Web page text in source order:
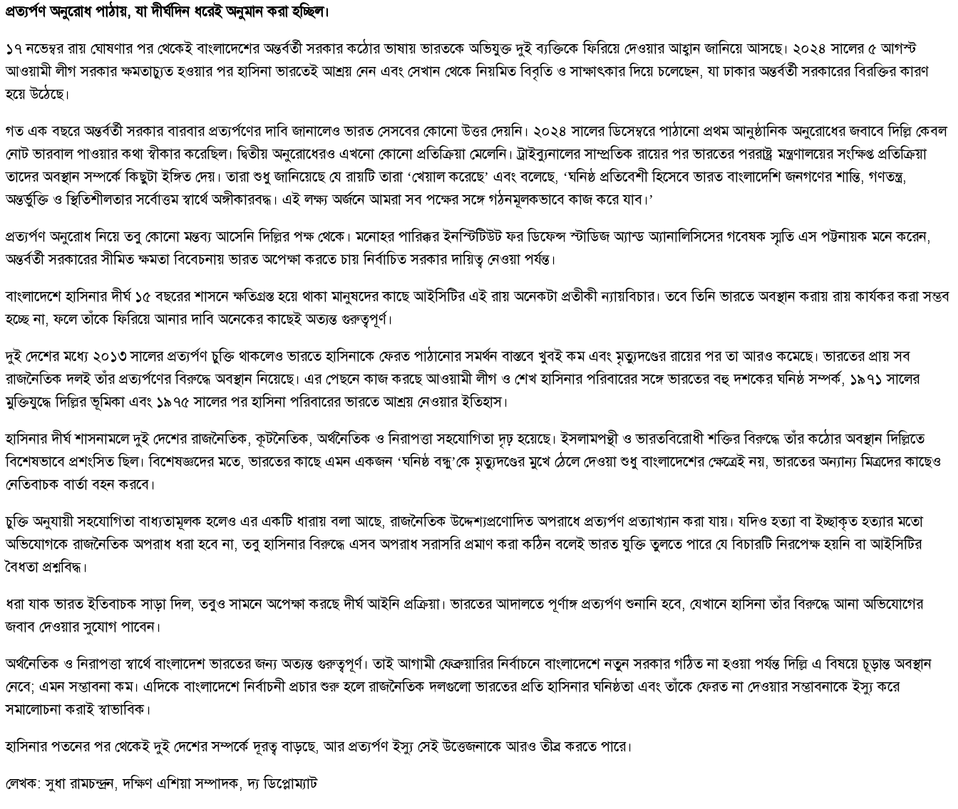
প্রত্যর্পণ অনুরোধ পাঠায়, যা দীর্ঘদিন ধরেই অনুমান করা হচ্ছিল।
১৭ নভেম্বর রায় ঘোষণার পর থেকেই বাংলাদেশের অন্তর্বর্তী সরকার কঠোর ভাষায় ভারতকে অভিযুক্ত দুই ব্যক্তিকে ফিরিয়ে দেওয়ার আহ্বান জানিয়ে আসছে। ২০২৪ সালের ৫ আগস্ট
আওয়ামী লীগ সরকার ক্ষমতাচ্যুত হওয়ার পর হাসিনা ভারতেই আশ্রয় নেন এবং সেখান থেকে নিয়মিত বিবৃতি ও সাক্ষাৎকার দিয়ে চলেছেন, যা ঢাকার অন্তর্বর্তী সরকারের বিরক্তির কারণ
হয়ে উঠেছে।
গত এক বছরে অন্তর্বর্তী সরকার বারবার প্রত্যর্পণের দাবি জানালেও ভারত সেসবের কোনো উত্তর দেয়নি। ২০২৪ সালের ডিসেম্বরে পাঠানো প্রথম আনুষ্ঠানিক অনুরোধের জবাবে দিল্লি কেবল
নোট ভারবাল পাওয়ার কথা স্বীকার করেছিল। দ্বিতীয় অনুরোধেরও এখনো কোনো প্রতিক্রিয়া মেলেনি। ট্রাইব্যুনালের সাম্প্রতিক রায়ের পর ভারতের পররাষ্ট্র মন্ত্রণালয়ের সংক্ষিপ্ত প্রতিক্রিয়া
তাদের অবস্থান সম্পর্কে কিছুটা ইঙ্গিত দেয়। তারা শুধু জানিয়েছে যে রায়টি তারা ‘খেয়াল করেছে’ এবং বলেছে, ‘ঘনিষ্ঠ প্রতিবেশী হিসেবে ভারত বাংলাদেশি জনগণের শান্তি, গণতন্ত্র,
অন্তর্ভুক্তি ও স্থিতিশীলতার সর্বোত্তম স্বার্থে অঙ্গীকারবদ্ধ। এই লক্ষ্য অর্জনে আমরা সব পক্ষের সঙ্গে গঠনমূলকভাবে কাজ করে যাব।’
প্রত্যর্পণ অনুরোধ নিয়ে তবু কোনো মন্তব্য আসেনি দিল্লির পক্ষ থেকে। মনোহর পারিক্কর ইনস্টিটিউট ফর ডিফেন্স স্টাডিজ অ্যান্ড অ্যানালিসিসের গবেষক স্মৃতি এস পট্টনায়ক মনে করেন,
অন্তর্বর্তী সরকারের সীমিত ক্ষমতা বিবেচনায় ভারত অপেক্ষা করতে চায় নির্বাচিত সরকার দায়িত্ব নেওয়া পর্যন্ত।
বাংলাদেশে হাসিনার দীর্ঘ ১৫ বছরের শাসনে ক্ষতিগ্রস্ত হয়ে থাকা মানুষদের কাছে আইসিটির এই রায় অনেকটা প্রতীকী ন্যায়বিচার। তবে তিনি ভারতে অবস্থান করায় রায় কার্যকর করা সম্ভব
হচ্ছে না, ফলে তাঁকে ফিরিয়ে আনার দাবি অনেকের কাছেই অত্যন্ত গুরুত্বপূর্ণ।
দুই দেশের মধ্যে ২০১৩ সালের প্রত্যর্পণ চুক্তি থাকলেও ভারতে হাসিনাকে ফেরত পাঠানোর সমর্থন বাস্তবে খুবই কম এবং মৃত্যুদণ্ডের রায়ের পর তা আরও কমেছে। ভারতের প্রায় সব
রাজনৈতিক দলই তাঁর প্রত্যর্পণের বিরুদ্ধে অবস্থান নিয়েছে। এর পেছনে কাজ করছে আওয়ামী লীগ ও শেখ হাসিনার পরিবারের সঙ্গে ভারতের বহু দশকের ঘনিষ্ঠ সম্পর্ক, ১৯৭১ সালের
মুক্তিযুদ্ধে দিল্লির ভূমিকা এবং ১৯৭৫ সালের পর হাসিনা পরিবারের ভারতে আশ্রয় নেওয়ার ইতিহাস।
হাসিনার দীর্ঘ শাসনামলে দুই দেশের রাজনৈতিক, কূটনৈতিক, অর্থনৈতিক ও নিরাপত্তা সহযোগিতা দৃঢ় হয়েছে। ইসলামপন্থী ও ভারতবিরোধী শক্তির বিরুদ্ধে তাঁর কঠোর অবস্থান দিল্লিতে
বিশেষভাবে প্রশংসিত ছিল। বিশেষজ্ঞদের মতে, ভারতের কাছে এমন একজন ‘ঘনিষ্ঠ বন্ধু’কে মৃত্যুদণ্ডের মুখে ঠেলে দেওয়া শুধু বাংলাদেশের ক্ষেত্রেই নয়, ভারতের অন্যান্য মিত্রদের কাছেও
নেতিবাচক বার্তা বহন করবে।
চুক্তি অনুযায়ী সহযোগিতা বাধ্যতামূলক হলেও এর একটি ধারায় বলা আছে, রাজনৈতিক উদ্দেশ্যপ্রণোদিত অপরাধে প্রত্যর্পণ প্রত্যাখ্যান করা যায়। যদিও হত্যা বা ইচ্ছাকৃত হত্যার মতো
অভিযোগকে রাজনৈতিক অপরাধ ধরা হবে না, তবু হাসিনার বিরুদ্ধে এসব অপরাধ সরাসরি প্রমাণ করা কঠিন বলেই ভারত যুক্তি তুলতে পারে যে বিচারটি নিরপেক্ষ হয়নি বা আইসিটির
বৈধতা প্রশ্নবিদ্ধ।
ধরা যাক ভারত ইতিবাচক সাড়া দিল, তবুও সামনে অপেক্ষা করছে দীর্ঘ আইনি প্রক্রিয়া। ভারতের আদালতে পূর্ণাঙ্গ প্রত্যর্পণ শুনানি হবে, যেখানে হাসিনা তাঁর বিরুদ্ধে আনা অভিযোগের
জবাব দেওয়ার সুযোগ পাবেন।
অর্থনৈতিক ও নিরাপত্তা স্বার্থে বাংলাদেশ ভারতের জন্য অত্যন্ত গুরুত্বপূর্ণ। তাই আগামী ফেব্রুয়ারির নির্বাচনে বাংলাদেশে নতুন সরকার গঠিত না হওয়া পর্যন্ত দিল্লি এ বিষয়ে চূড়ান্ত অবস্থান
নেবে; এমন সম্ভাবনা কম। এদিকে বাংলাদেশে নির্বাচনী প্রচার শুরু হলে রাজনৈতিক দলগুলো ভারতের প্রতি হাসিনার ঘনিষ্ঠতা এবং তাঁকে ফেরত না দেওয়ার সম্ভাবনাকে ইস্যু করে
সমালোচনা করাই স্বাভাবিক।
হাসিনার পতনের পর থেকেই দুই দেশের সম্পর্কে দূরত্ব বাড়ছে, আর প্রত্যর্পণ ইস্যু সেই উত্তেজনাকে আরও তীব্র করতে পারে।
লেখক: সুধা রামচন্দ্রন, দক্ষিণ এশিয়া সম্পাদক, দ্য ডিপ্লোম্যাট